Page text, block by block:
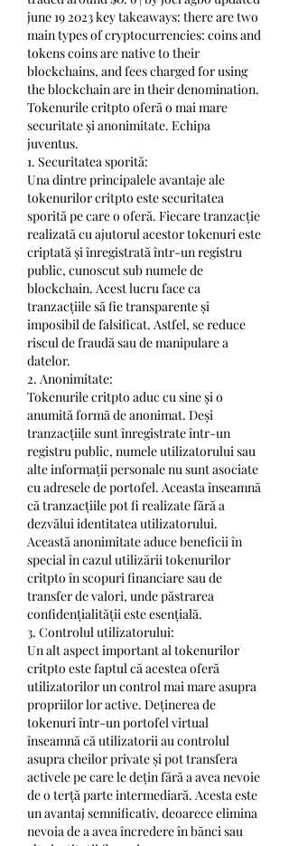
june 19 2023 key takeaways: there are two
main types of cryptocurrencies: coins and
tokens coins are native to their
blockchains, and fees charged for using
the blockchain are in their denomination.
Tokenurile critpto oferă o mai mare
securitate și anonimitate. Echipa
juventus.
1. Securitatea sporită:
Una dintre principalele avantaje ale
tokenurilor critpto este securitatea
sporită pe care o oferă. Fiecare tranzacție
realizată cu ajutorul acestor tokenuri este
criptată și înregistrată într-un registru
public, cunoscut sub numele de
blockchain. Acest lucru face ca
tranzacțiile să fie transparente și
imposibil de falsificat. Astfel, se reduce
riscul de fraudă sau de manipulare a
datelor.
2. Anonimitate:
Tokenurile critpto aduc cu sine și o
anumită formă de anonimat. Deși
tranzacțiile sunt înregistrate într-un
registru public, numele utilizatorului sau
alte informații personale nu sunt asociate
cu adresele de portofel. Aceasta înseamnă
că tranzacțiile pot fi realizate fără a
dezvălui identitatea utilizatorului.
Această anonimitate aduce beneficii în
special în cazul utilizării tokenurilor
critpto în scopuri financiare sau de
transfer de valori, unde păstrarea
confidențialității este esențială.
3. Controlul utilizatorului:
Un alt aspect important al tokenurilor
critpto este faptul că acestea oferă
utilizatorilor un control mai mare asupra
propriilor lor active. Deținerea de
tokenuri într-un portofel virtual
înseamnă că utilizatorii au controlul
asupra cheilor private și pot transfera
activele pe care le dețin fără a avea nevoie
de o terță parte intermediară. Acesta este
un avantaj semnificativ, deoarece elimina
nevoia de a avea încredere în bănci sau